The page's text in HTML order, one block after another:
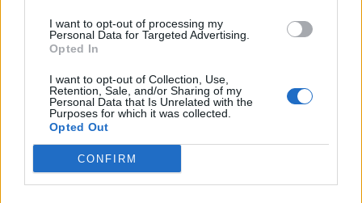
I want to opt-out of processing my
Personal Data for Targeted Advertising.
Opted In
I want to opt-out of Collection, Use,
Retention, Sale, and/or Sharing of my
Personal Data that Is Unrelated with the
Purposes for which it was collected.
Opted Out
CONFIRM